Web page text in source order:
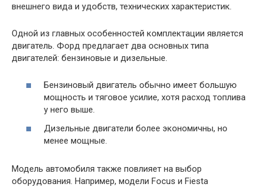
внешнего вида и удобств, технических характеристик.
Одной из главных особенностей комплектации является
двигатель. Форд предлагает два основных типа
двигателей: бензиновые и дизельные.
Бензиновый двигатель обычно имеет большую
мощность и тяговое усилие, хотя расход топлива
у него выше.
Дизельные двигатели более экономичны, но
менее мощные.
Модель автомобиля также повлияет на выбор
оборудования. Например, модели Focus и Fiesta